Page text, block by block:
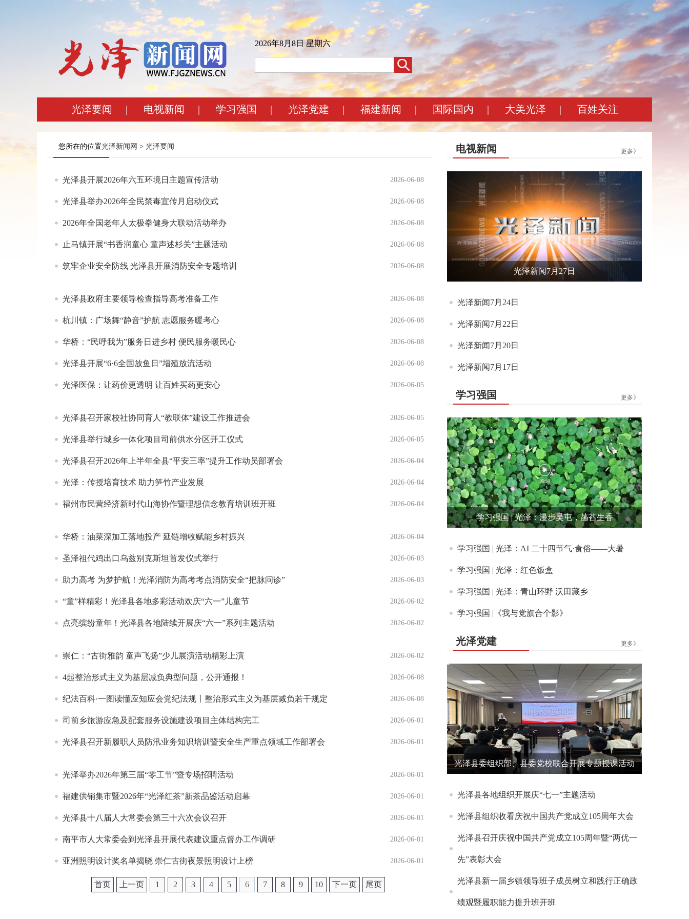
2026年8月8日 星期六
光泽要闻 | 电视新闻 | 学习强国 | 光泽党建 | 福建新闻 | 国际国内 | 大美光泽 | 百姓关注
您所在的位置光泽新闻网 > 光泽要闻
2026-06-08
光泽县开展2026年六五环境日主题宣传活动
2026-06-08
光泽县举办2026年全民禁毒宣传月启动仪式
2026-06-08
2026年全国老年人太极拳健身大联动活动举办
2026-06-08
止马镇开展“书香润童心 童声述杉关”主题活动
2026-06-08
筑牢企业安全防线 光泽县开展消防安全专题培训
2026-06-08
光泽县政府主要领导检查指导高考准备工作
2026-06-08
杭川镇：广场舞“静音”护航 志愿服务暖考心
2026-06-08
华桥：“民呼我为”服务日进乡村 便民服务暖民心
2026-06-08
光泽县开展“6·6全国放鱼日”增殖放流活动
2026-06-05
光泽医保：让药价更透明 让百姓买药更安心
2026-06-05
光泽县召开家校社协同育人“教联体”建设工作推进会
2026-06-05
光泽县举行城乡一体化项目司前供水分区开工仪式
2026-06-04
光泽县召开2026年上半年全县“平安三率”提升工作动员部署会
2026-06-04
光泽：传授培育技术 助力笋竹产业发展
2026-06-04
福州市民营经济新时代山海协作暨理想信念教育培训班开班
2026-06-04
华桥：油菜深加工落地投产 延链增收赋能乡村振兴
2026-06-03
圣泽祖代鸡出口乌兹别克斯坦首发仪式举行
2026-06-03
助力高考 为梦护航！光泽消防为高考考点消防安全“把脉问诊”
2026-06-02
“童”样精彩！光泽县各地多彩活动欢庆“六一”儿童节
2026-06-02
点亮缤纷童年！光泽县各地陆续开展庆“六一”系列主题活动
2026-06-02
崇仁：“古街雅韵 童声飞扬”少儿展演活动精彩上演
2026-06-08
4起整治形式主义为基层减负典型问题，公开通报！
2026-06-08
纪法百科·一图读懂应知应会党纪法规丨整治形式主义为基层减负若干规定
2026-06-01
司前乡旅游应急及配套服务设施建设项目主体结构完工
2026-06-01
光泽县召开新履职人员防汛业务知识培训暨安全生产重点领域工作部署会
2026-06-01
光泽举办2026年第三届“零工节”暨专场招聘活动
2026-06-01
福建供销集市暨2026年“光泽红茶”新茶品鉴活动启幕
2026-06-01
光泽县十八届人大常委会第三十六次会议召开
2026-06-01
南平市人大常委会到光泽县开展代表建议重点督办工作调研
2026-06-01
亚洲照明设计奖名单揭晓 崇仁古街夜景照明设计上榜
首页 上一页 1 2 3 4 5 6 7 8 9 10 下一页 尾页
更多》
电视新闻
光泽新闻7月27日
光泽新闻7月24日
光泽新闻7月22日
光泽新闻7月20日
光泽新闻7月17日
更多》
学习强国
学习强国 | 光泽：漫步吴屯，菡萏生香
学习强国 | 光泽：AI 二十四节气·食俗——大暑
学习强国 | 光泽：红色饭盒
学习强国 | 光泽：青山环野 沃田藏乡
学习强国 |《我与党旗合个影》
更多》
光泽党建
光泽县委组织部、县委党校联合开展专题授课活动
光泽县各地组织开展庆“七一”主题活动
光泽县组织收看庆祝中国共产党成立105周年大会
光泽县召开庆祝中国共产党成立105周年暨“两优一
先”表彰大会
光泽县新一届乡镇领导班子成员树立和践行正确政
绩观暨履职能力提升班开班